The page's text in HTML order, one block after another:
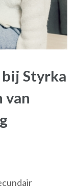
Styrka
van